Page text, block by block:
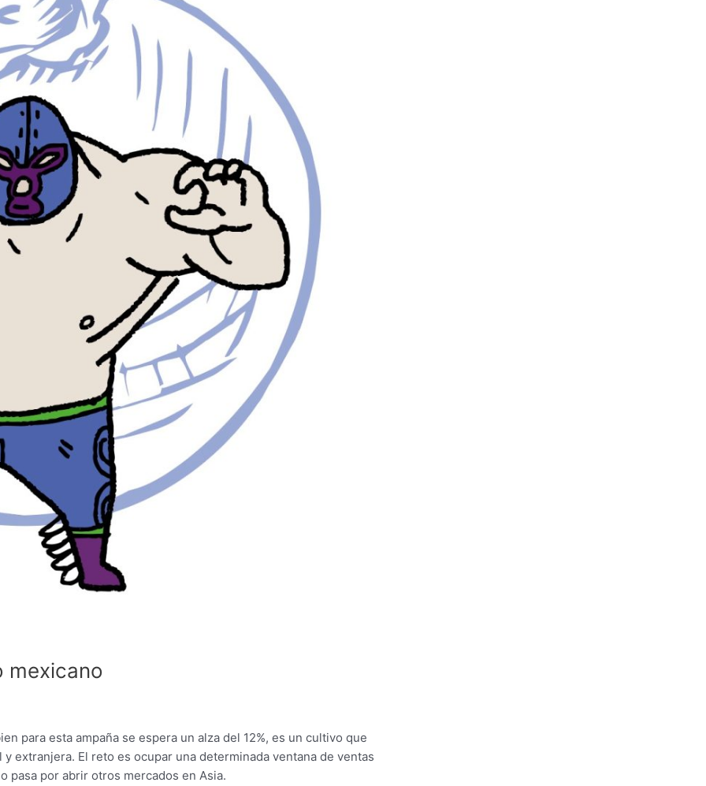
mexicano
para esta ampaña se espera un alza del 12%, es un cultivo que
extranjera. El reto es ocupar una determinada ventana de ventas
pasa por abrir otros mercados en Asia.